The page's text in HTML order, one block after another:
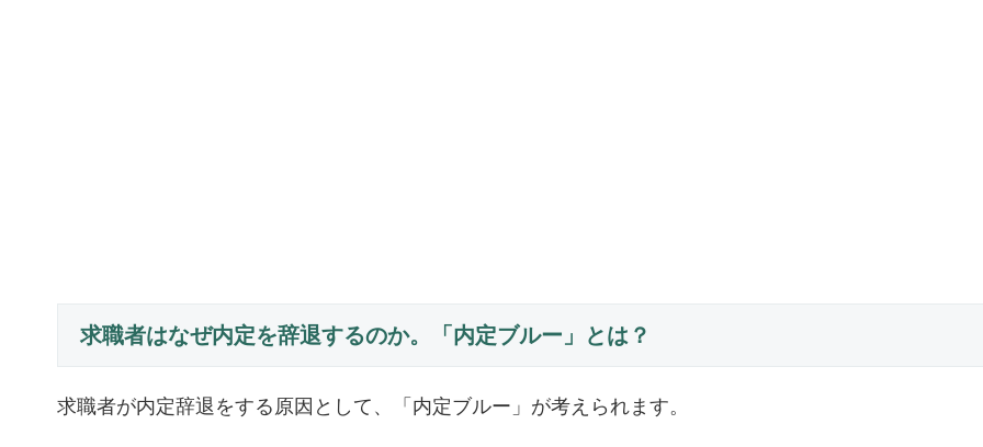
求職者はなぜ内定を辞退するのか。「内定ブルー」とは？
求職者が内定辞退をする原因として、「内定ブルー」が考えられます。